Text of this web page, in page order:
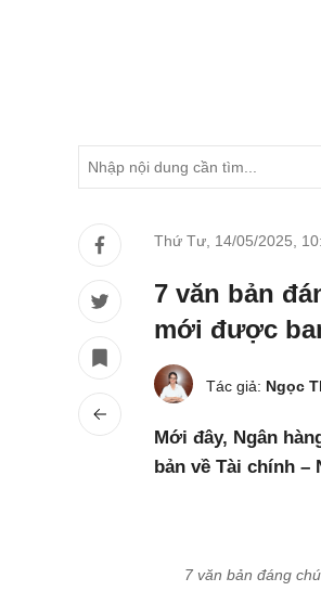
Thứ Tư, 14/05/2025
7 văn bản
mới được
Tác giả: Ngọc
Mới đây, Ngân
bản về Tài chính –
7 văn bản đáng